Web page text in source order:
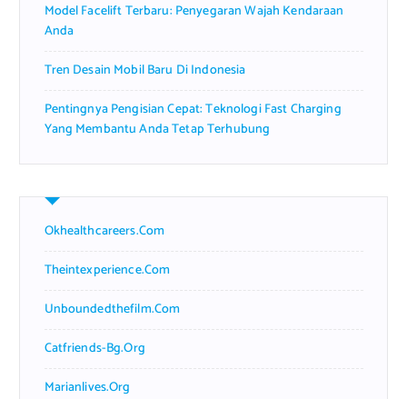
Model Facelift Terbaru: Penyegaran Wajah Kendaraan
Anda
Tren Desain Mobil Baru Di Indonesia
Pentingnya Pengisian Cepat: Teknologi Fast Charging
Yang Membantu Anda Tetap Terhubung
Okhealthcareers.com
Theintexperience.com
Unboundedthefilm.com
Catfriends-Bg.org
Marianlives.org